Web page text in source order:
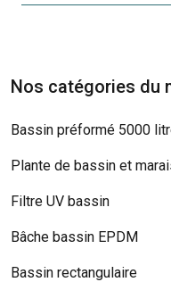
Nos catégories du
Bassin préformé 5000
Plante de bassin et
Filtre UV bassin
Bâche bassin EPDM
Bassin rectangulaire